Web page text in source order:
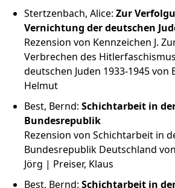
Stertzenbach, Alice: Zur
Vernichtung der deutschen
Rezension von Kennzeichen J.
Verbrechen des
deutschen Juden 1933-1945 von
Helmut
Best, Bernd: Schichtarbeit in
Bundesrepublik
Rezension von Schichtarbeit in
Bundesrepublik Deutschland
Jörg | Preiser, Klaus
Best, Bernd: Schichtarbeit in